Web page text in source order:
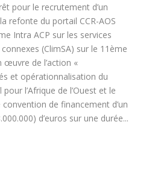
pour le recrutement d’un
refonte du portail CCR-AOS
Intra ACP sur les services
(ClimSA) sur le 11ème
œuvre de l’action «
et opérationnalisation du
l’Afrique de l’Ouest et le
convention de financement d’un
d’euros sur une durée...